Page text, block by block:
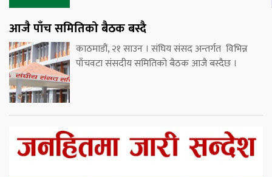
आजै पाँच समितिको बैठक बस्दै
काठमाडौं, २१ साउन । संघिय संसद अन्तर्गत विभिन्न
पाँचवटा संसदीय समितिको बैठक आजै बस्दैछ ।